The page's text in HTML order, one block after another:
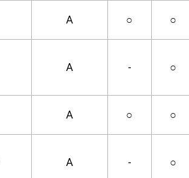
A ○ ○
A - ○
A ○ ○
A - ○